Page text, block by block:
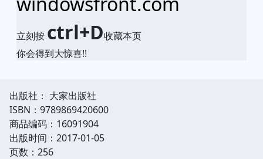
立刻按 ctrl+D收藏本页
你会得到大惊喜!!
出版社： 大家出版社
ISBN：9789869420600
商品编码：16091904
出版时间：2017-01-05
页数：256